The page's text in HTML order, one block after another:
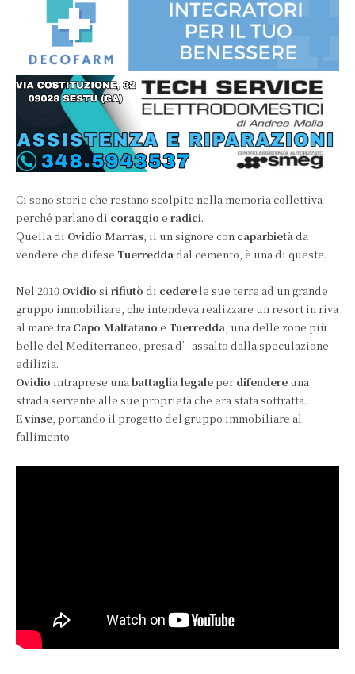
Ci sono storie che restano scolpite nella memoria collettiva
perché parlano di coraggio e radici.
Quella di Ovidio Marras , il un signore con caparbietà da
vendere che difese Tuerredda dal cemento, è una di queste.
Nel 2010 Ovidio si rifiutò di cedere le sue terre ad un grande
gruppo immobiliare, che intendeva realizzare un resort in riva
al mare tra Capo Malfatano e Tuerredda , una delle zone più
belle del Mediterraneo, presa d’assalto dalla speculazione
edilizia.
Ovidio intraprese una battaglia legaleper difendere una
strada servente alle sue proprietà che era stata sottratta.
Evinse , portando il progetto del gruppo immobiliare al
fallimento.